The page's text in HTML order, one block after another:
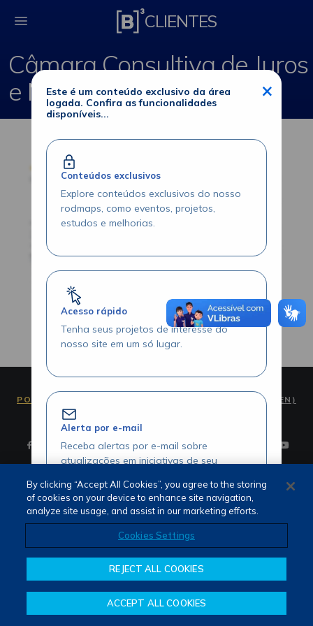
Câmara Consultiva
CLIENTES
Câmara Consultiva de Juros
e Moedas
Este é um conteúdo exclusivo da área
logada. Confira as funcionalidades
disponíveis...
×
Conteúdos exclusivos
Explore conteúdos exclusivos do nosso
rodmaps, como eventos, projetos,
estudos e melhorias.
Acesso rápido
Tenha seus projetos de interesse do
nosso site em um só lugar.
Alerta por e-mail
Receba alertas por e-mail sobre
atualizações em iniciativas de seu
Acesse seus projetos com agilidade
Visualize seus itens favoritados através
da área logada.
PORTUGUÊS (PT) ENGLISH (EN)
Termos de Uso e Privacidade
Fale Conosco
Canal de Denúncias
By clicking “Accept All Cookies”, you agree to the storing
of cookies on your device to enhance site navigation,
analyze site usage, and assist in our marketing efforts.
Cookies Settings
REJECT ALL COOKIES
ACCEPT ALL COOKIES